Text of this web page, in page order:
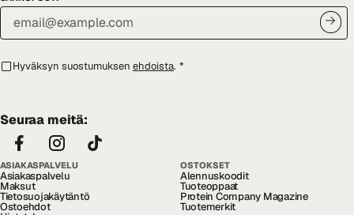
Hyväksyn suostumuksen ehdoista. *
Seuraa meitä:
ASIAKASPALVELU
Asiakaspalvelu
Maksut
Tietosuojakäytäntö
Ostoehdot
OSTOKSET
Alennuskoodit
Tuoteoppaat
Protein Company Magazine
Tuotemerkit